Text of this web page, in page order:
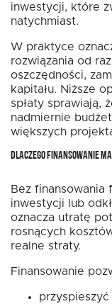
inwestycji, które
natychmiast.
W praktyce
rozwiązania od
oszczędności,
kapitału. Niższe
spłaty sprawiają,
nadmiernie
większych
DLACZEGO FINANSOWANIE
Bez finansowania
inwestycji lub
oznacza utratę
rosnących
realne straty.
Finansowanie